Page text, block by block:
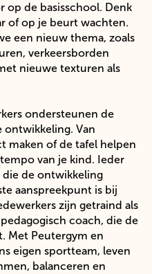
op de basisschool. Denk
of op je beurt wachten.
een nieuw thema, zoals
verkeersborden
nieuwe texturen als
ondersteunen de
ontwikkeling. Van
maken of de tafel helpen
van je kind. Ieder
de ontwikkeling
aanspreekpunt is bij
zijn getraind als
coach, die de
Met Peutergym en
eigen sportteam, leven
balanceren en